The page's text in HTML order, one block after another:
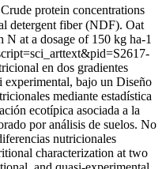
protein concentrations
detergent fiber (NDF). Oat
at a dosage of 150 kg ha-1
en dos gradientes
experimental, bajo un Diseño
mediante estadística
ecotípica asociada a la
por análisis de suelos. No
nutricionales
characterization at two